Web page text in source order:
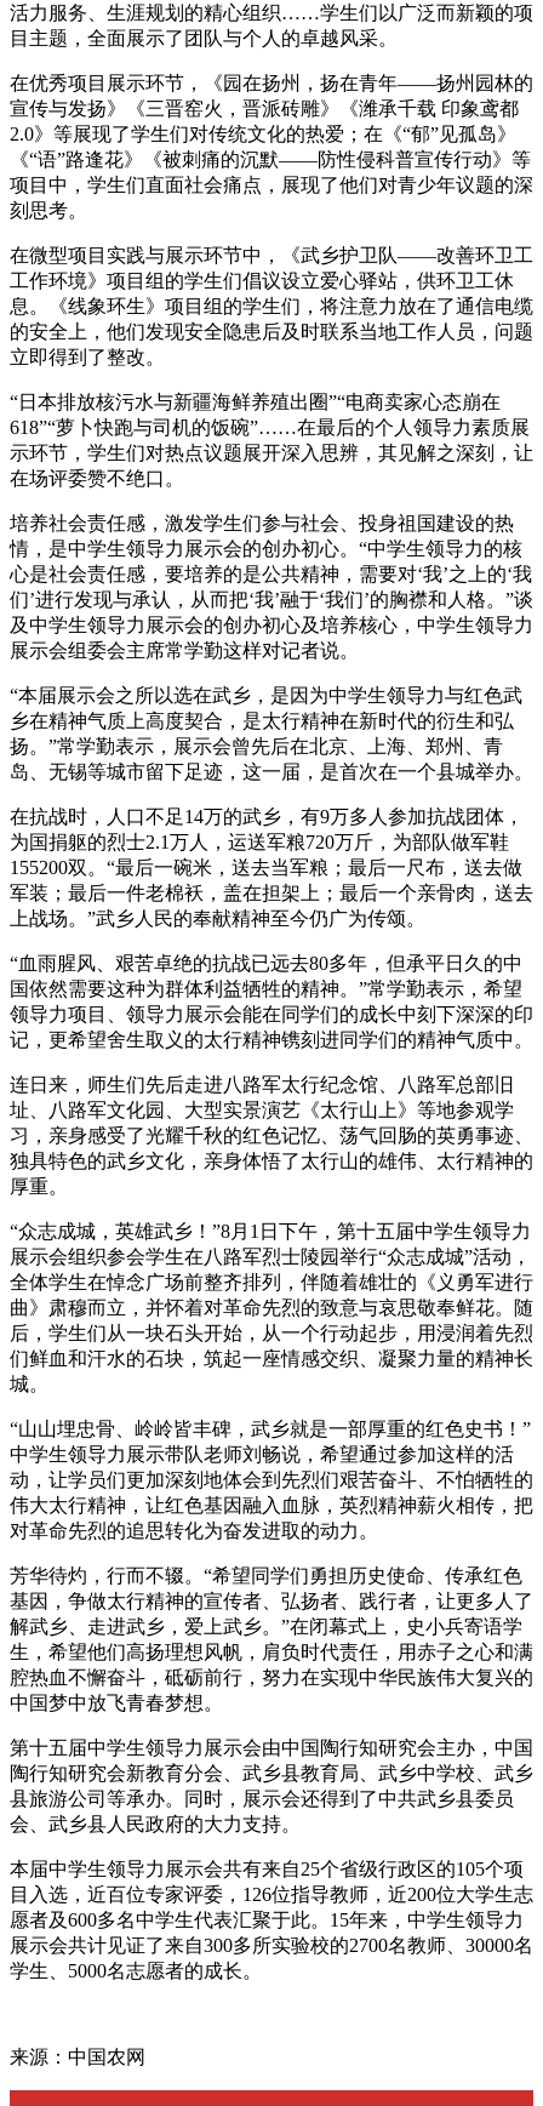
活力服务、生涯规划的精心组织……学生们以广泛而新颖的项
目主题，全面展示了团队与个人的卓越风采。
在优秀项目展示环节，《园在扬州，扬在青年——扬州园林的
宣传与发扬》《三晋窑火，晋派砖雕》《潍承千载 印象鸢都
2.0》等展现了学生们对传统文化的热爱；在《“郁”见孤岛》
《“语”路逢花》《被刺痛的沉默——防性侵科普宣传行动》等
项目中，学生们直面社会痛点，展现了他们对青少年议题的深
刻思考。
在微型项目实践与展示环节中，《武乡护卫队——改善环卫工
工作环境》项目组的学生们倡议设立爱心驿站，供环卫工休
息。《线象环生》项目组的学生们，将注意力放在了通信电缆
的安全上，他们发现安全隐患后及时联系当地工作人员，问题
立即得到了整改。
“日本排放核污水与新疆海鲜养殖出圈”“电商卖家心态崩在
618”“萝卜快跑与司机的饭碗”……在最后的个人领导力素质展
示环节，学生们对热点议题展开深入思辨，其见解之深刻，让
在场评委赞不绝口。
培养社会责任感，激发学生们参与社会、投身祖国建设的热
情，是中学生领导力展示会的创办初心。“中学生领导力的核
心是社会责任感，要培养的是公共精神，需要对‘我’之上的‘我
们’进行发现与承认，从而把‘我’融于‘我们’的胸襟和人格。”谈
及中学生领导力展示会的创办初心及培养核心，中学生领导力
展示会组委会主席常学勤这样对记者说。
“本届展示会之所以选在武乡，是因为中学生领导力与红色武
乡在精神气质上高度契合，是太行精神在新时代的衍生和弘
扬。”常学勤表示，展示会曾先后在北京、上海、郑州、青
岛、无锡等城市留下足迹，这一届，是首次在一个县城举办。
在抗战时，人口不足14万的武乡，有9万多人参加抗战团体，
为国捐躯的烈士2.1万人，运送军粮720万斤，为部队做军鞋
155200双。“最后一碗米，送去当军粮；最后一尺布，送去做
军装；最后一件老棉袄，盖在担架上；最后一个亲骨肉，送去
上战场。”武乡人民的奉献精神至今仍广为传颂。
“血雨腥风、艰苦卓绝的抗战已远去80多年，但承平日久的中
国依然需要这种为群体利益牺牲的精神。”常学勤表示，希望
领导力项目、领导力展示会能在同学们的成长中刻下深深的印
记，更希望舍生取义的太行精神镌刻进同学们的精神气质中。
连日来，师生们先后走进八路军太行纪念馆、八路军总部旧
址、八路军文化园、大型实景演艺《太行山上》等地参观学
习，亲身感受了光耀千秋的红色记忆、荡气回肠的英勇事迹、
独具特色的武乡文化，亲身体悟了太行山的雄伟、太行精神的
厚重。
“众志成城，英雄武乡！”8月1日下午，第十五届中学生领导力
展示会组织参会学生在八路军烈士陵园举行“众志成城”活动，
全体学生在悼念广场前整齐排列，伴随着雄壮的《义勇军进行
曲》肃穆而立，并怀着对革命先烈的致意与哀思敬奉鲜花。随
后，学生们从一块石头开始，从一个行动起步，用浸润着先烈
们鲜血和汗水的石块，筑起一座情感交织、凝聚力量的精神长
城。
“山山埋忠骨、岭岭皆丰碑，武乡就是一部厚重的红色史书！”
中学生领导力展示带队老师刘畅说，希望通过参加这样的活
动，让学员们更加深刻地体会到先烈们艰苦奋斗、不怕牺牲的
伟大太行精神，让红色基因融入血脉，英烈精神薪火相传，把
对革命先烈的追思转化为奋发进取的动力。
芳华待灼，行而不辍。“希望同学们勇担历史使命、传承红色
基因，争做太行精神的宣传者、弘扬者、践行者，让更多人了
解武乡、走进武乡，爱上武乡。”在闭幕式上，史小兵寄语学
生，希望他们高扬理想风帆，肩负时代责任，用赤子之心和满
腔热血不懈奋斗，砥砺前行，努力在实现中华民族伟大复兴的
中国梦中放飞青春梦想。
第十五届中学生领导力展示会由中国陶行知研究会主办，中国
陶行知研究会新教育分会、武乡县教育局、武乡中学校、武乡
县旅游公司等承办。同时，展示会还得到了中共武乡县委员
会、武乡县人民政府的大力支持。
本届中学生领导力展示会共有来自25个省级行政区的105个项
目入选，近百位专家评委，126位指导教师，近200位大学生志
愿者及600多名中学生代表汇聚于此。15年来，中学生领导力
展示会共计见证了来自300多所实验校的2700名教师、30000名
学生、5000名志愿者的成长。
来源：中国农网